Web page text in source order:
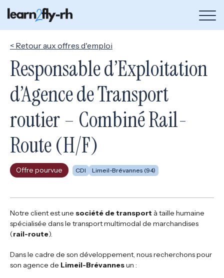
de
< Retour aux offres d'emploi
Responsable d’Exploitation
d’Agence de Transport
routier – Combiné Rail-
Route (H/F)
Offre pourvue CDI Limeil-Brévannes (94)
Notre client est une société de transport à taille humaine
spécialisée dans le transport multimodal de marchandises
(rail-route).
Dans le cadre de son développement, nous recherchons pour
son agence de Limeil-Brévannesun :